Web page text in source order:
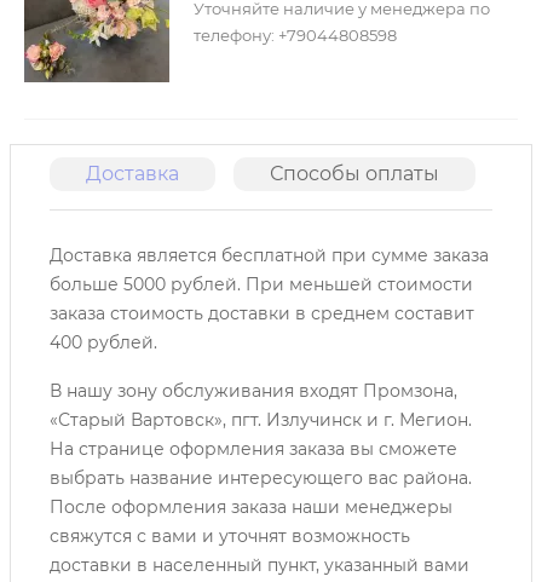
Уточняйте наличие у менеджера по
телефону: +79044808598
Доставка Способы оплаты
Доставка является бесплатной при сумме заказа
больше 5000 рублей. При меньшей стоимости
заказа стоимость доставки в среднем составит
400 рублей.
В нашу зону обслуживания входят Промзона,
«Старый Вартовск», пгт. Излучинск и г. Мегион.
На странице оформления заказа вы сможете
выбрать название интересующего вас района.
После оформления заказа наши менеджеры
свяжутся с вами и уточнят возможность
доставки в населенный пункт, указанный вами